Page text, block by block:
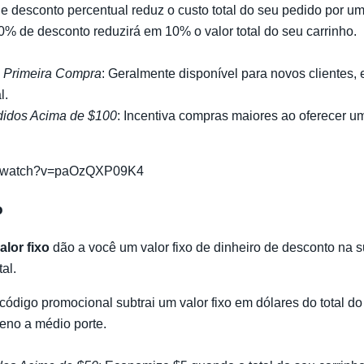
desconto percentual reduz o custo total do seu pedido por
de desconto reduzirá em 10% o valor total do seu carrinho.
Compra: Geralmente disponível para novos clientes,
Acima de $100: Incentiva compras maiores ao oferecer
fixo dão a você um valor fixo de dinheiro de desconto na
promocional subtrai um valor fixo em dólares do total
a médio porte.